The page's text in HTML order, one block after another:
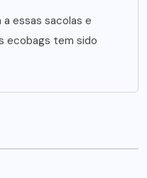
a essas sacolas e
ecobags tem sido